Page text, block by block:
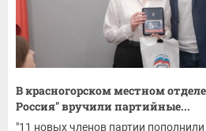
В красногорском местном
Россия" вручили партийные...
"11 новых членов партии